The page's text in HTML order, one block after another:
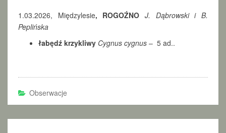
R
K
1.03.2026, Międzylesie, ROGOŹNOJ. Dąbrowski i B.
Peplińska
łabędź krzykliwy Cygnus cygnus – 5 ad..
Obserwacje